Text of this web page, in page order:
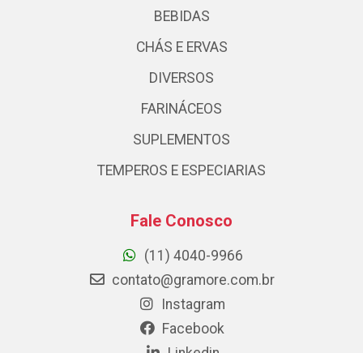
BEBIDAS
CHÁS E ERVAS
DIVERSOS
FARINÁCEOS
SUPLEMENTOS
TEMPEROS E ESPECIARIAS
Fale Conosco
(11) 4040-9966
contato@gramore.com.br
Instagram
Facebook